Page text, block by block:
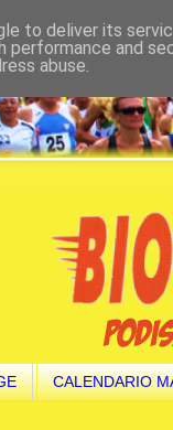
CALENDARIO
to deliver its
performance and
abuse.